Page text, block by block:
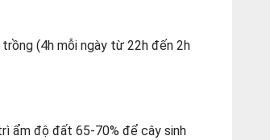
(4h mỗi ngày từ 22h đến 2h
ẩm độ đất 65-70% để cây sinh